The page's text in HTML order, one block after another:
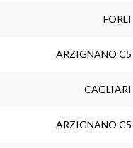
FORLI
ARZIGNANO C5
CAGLIARI
ARZIGNANO C5